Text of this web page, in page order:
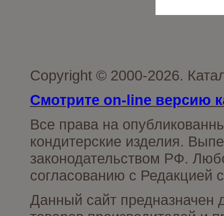
Copyright © 2000-2026.
Смотрите on-line версию
Все права на
кондитерские изделия.
законодательством РФ.
согласованию с Редакцией
Данный сайт предназначен